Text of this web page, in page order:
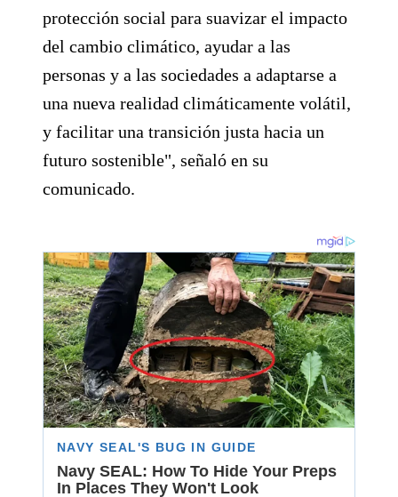
protección social para suavizar el impacto
del cambio climático, ayudar a las
personas y a las sociedades a adaptarse a
una nueva realidad climáticamente volátil,
y facilitar una transición justa hacia un
futuro sostenible", señaló en su
comunicado.